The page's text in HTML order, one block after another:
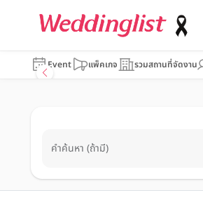
Event แพ็คเกจ รวมสถานที่จัดงาน
คำค้นหา (ถ้ามี)